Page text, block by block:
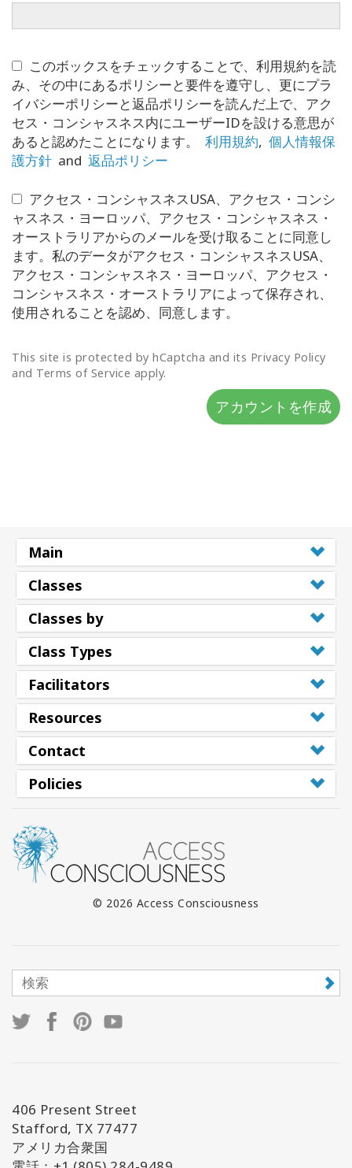
リ
タ
ー
Shop
More
連
絡
先
検
このボックスをチェックすることで、利用規約を読
み、その中にあるポリシーと要件を遵守し、更にプラ
イバシーポリシーと返品ポリシーを読んだ上で、アク
セス・コンシャスネス内にユーザーIDを設ける意思が
あると認めたことになります。 利用規約, 個人情報保
護方針 and 返品ポリシー
アクセス・コンシャスネスUSA、アクセス・コンシ
ャスネス・ヨーロッパ、アクセス・コンシャスネス・
オーストラリアからのメールを受け取ることに同意し
ます。私のデータがアクセス・コンシャスネスUSA、
アクセス・コンシャスネス・ヨーロッパ、アクセス・
コンシャスネス・オーストラリアによって保存され、
使用されることを認め、同意します。
This site is protected by hCaptcha and its Privacy Policy
and Terms of Service apply.
アカウントを作成
Main
Classes
Classes by
Class Types
Facilitators
Resources
Contact
Policies
© 2026 Access Consciousness
406 Present Street
Stafford, TX 77477
アメリカ合衆国